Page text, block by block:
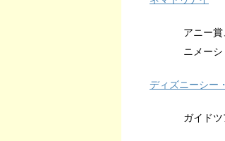
アニー
ニメーシ
ディズニーシー
ガイド